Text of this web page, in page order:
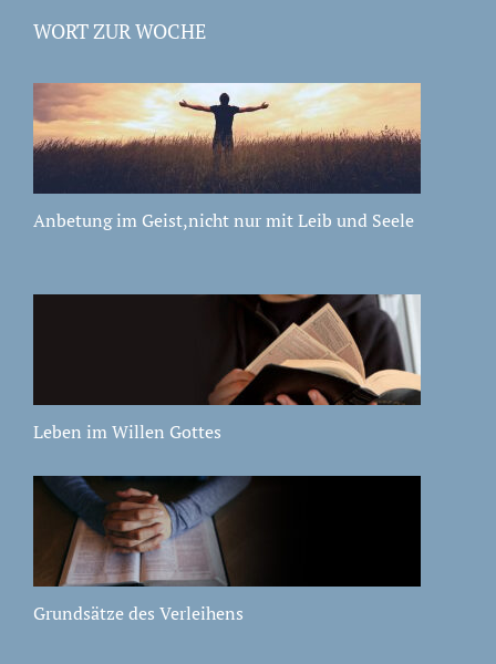
WORT ZUR WOCHE
Anbetung im Geist,nicht nur mit Leib und Seele
Leben im Willen Gottes
Grundsätze des Verleihens